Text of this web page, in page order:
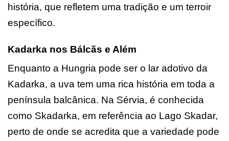
história, que refletem uma tradição e um terroir
específico.
Kadarka nos Bálcãs e Além
Enquanto a Hungria pode ser o lar adotivo da
Kadarka, a uva tem uma rica história em toda a
península balcânica. Na Sérvia, é conhecida
como Skadarka, em referência ao Lago Skadar,
perto de onde se acredita que a variedade pode